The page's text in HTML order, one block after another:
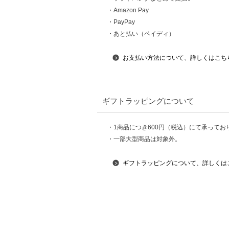
・Amazon Pay
・PayPay
・あと払い（ペイディ）
お支払い方法について、詳しくはこち
ギフトラッピングについて
・1商品につき600円（税込）にて承ってお
・一部大型商品は対象外。
ギフトラッピングについて、詳しくは